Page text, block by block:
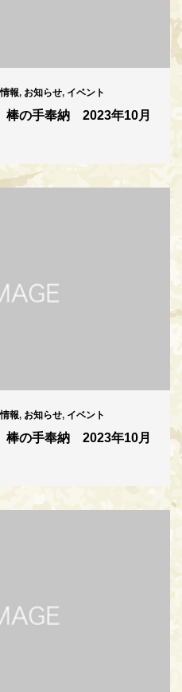
報, お知らせ, イベント
棒の手奉納 2023年10月
報, お知らせ, イベント
棒の手奉納 2023年10月